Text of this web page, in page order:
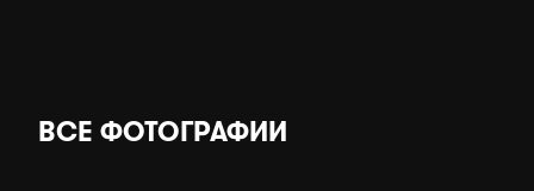
ВСЕ ФОТОГРАФИИ